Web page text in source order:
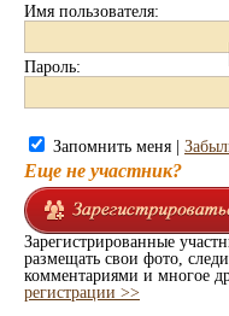
Имя пользователя:
Пароль:
Запомнить меня |
Еще не участник?
Зарегистрированные
размещать свои фото,
комментариями и многое
регистрации >>